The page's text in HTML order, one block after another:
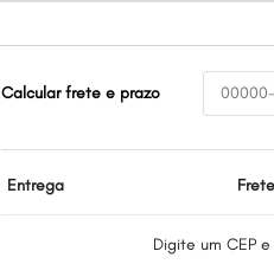
Calcular frete e prazo
Entrega Frete
Digite um CEP